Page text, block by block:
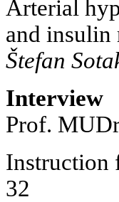
Arterial
and insulin
Štefan
Interview
Prof.
Instruction
32